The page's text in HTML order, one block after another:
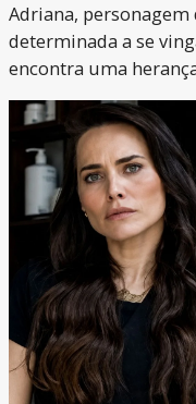
Adriana, personagem
determinada a se
encontra uma